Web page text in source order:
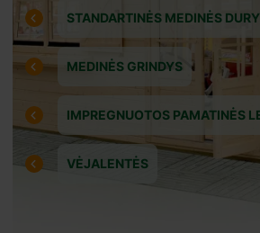
STANDARTINĖS MEDINĖS
MEDINĖS GRINDYS
IMPREGNUOTOS PAMATINĖS
VĖJALENTĖS